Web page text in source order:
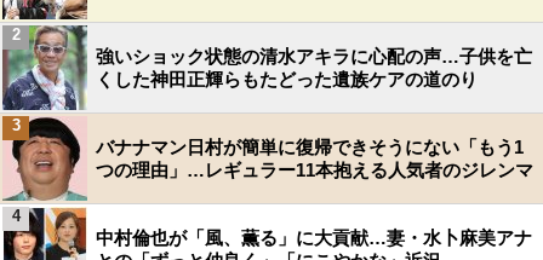
強いショック状態の清水アキラに心配の声…子供を亡
くした神田正輝らもたどった遺族ケアの道のり
2
バナナマン日村が簡単に復帰できそうにない「もう1
つの理由」…レギュラー11本抱える人気者のジレンマ
3
中村倫也が「風、薫る」に大貢献…妻・水卜麻美アナ
4